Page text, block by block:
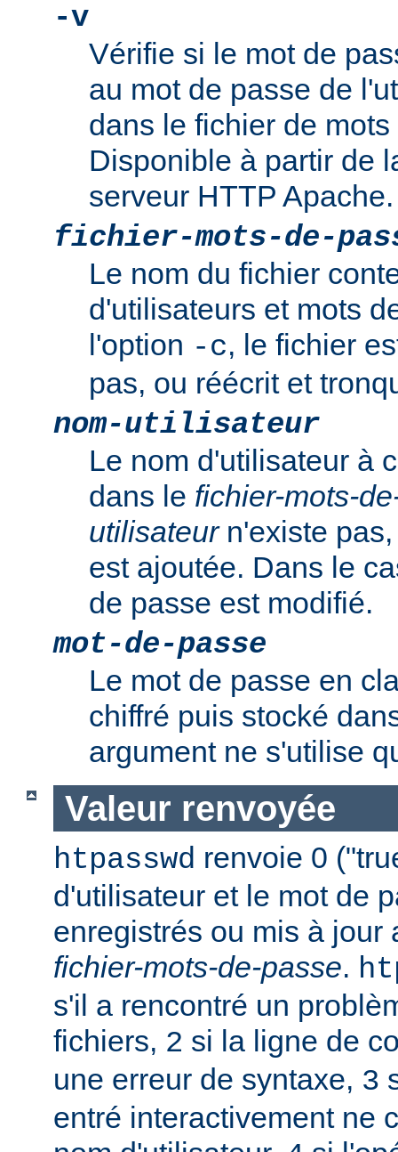
-v
Vérifie si le mot de
au mot de passe de
dans le fichier de
Disponible à partir de
serveur HTTP Apache.
fichier-mots-de-
Le nom du fichier
d'utilisateurs et mots
l'option -c, le fichier
pas, ou réécrit et
nom-utilisateur
Le nom d'utilisateur à
dans le fichier-mots-
utilisateurn'existe
est ajoutée. Dans le
de passe est modifié.
mot-de-passe
Le mot de passe en
chiffré puis stocké
argument ne s'utilise
Valeur renvoyée
htpasswd renvoie 0
d'utilisateur et le mot de
enregistrés ou mis à jour
fichier-mots-de-passe.
s'il a rencontré un
fichiers, 2 si la ligne de
une erreur de syntaxe, 3
entré interactivement ne